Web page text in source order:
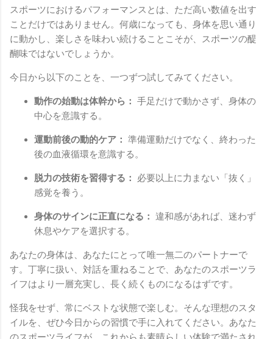
スポーツにおけるパフォーマンスとは、ただ高い数値を出す
ことだけではありません。何歳になっても、身体を思い通り
に動かし、楽しさを味わい続けることこそが、スポーツの醍
醐味ではないでしょうか。
今日から以下のことを、一つずつ試してみてください。
動作の始動は体幹から： 手足だけで動かさず、身体の
中心を意識する。
運動前後の動的ケア： 準備運動だけでなく、終わった
後の血液循環を意識する。
脱力の技術を習得する：
必要以上に力まない「抜く」
感覚を養う。
身体のサインに正直になる： 違和感があれば、迷わず
休息やケアを選択する。
あなたの身体は、あなたにとって唯一無二のパートナーで
す。丁寧に扱い、対話を重ねることで、あなたのスポーツラ
イフはより一層充実し、長く続くものになるはずです。
怪我をせず、常にベストな状態で楽しむ。そんな理想のスタ
イルを、ぜひ今日からの習慣で手に入れてください。あなた